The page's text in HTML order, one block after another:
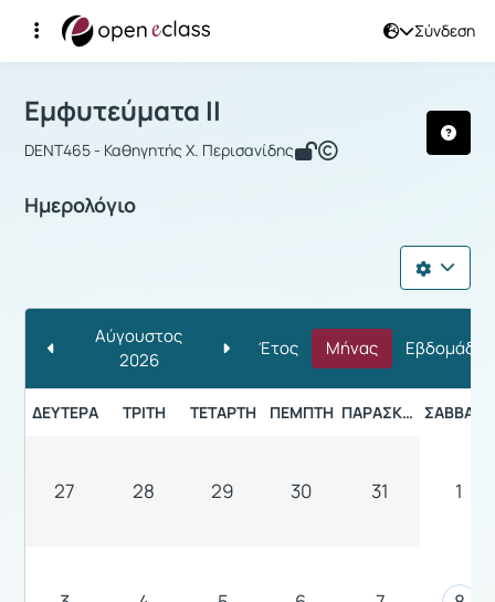
Σύνδεση
Μάθημα : Εμφυτεύματα ΙΙ
Εμφυτεύματα ΙΙ
DENT465 - Καθηγητής Χ. Περισανίδης
Ημερολόγιο
Αύγουστος
2026
Έτος Μήνας Εβδομάδα
ΔΕΥΤΈΡΑ ΤΡΊΤΗ ΤΕΤΆΡΤΗ ΠΈΜΠΤΗ ΠΑΡΑΣΚΕΥΉ ΣΆΒΒΑΤΟ
27 28 29 30 31 1